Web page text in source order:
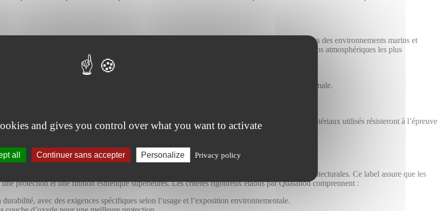
and gives you control over what you want to activate
all Continuer sans accepter Personalize Privacy policy
la durabilité des produits en aluminium laqués, spécialement conçus pour faire face aux rigueurs des environnements marins et
toute la chaîne de valeur, garantissant ainsi que les produits résistent efficacement aux conditions atmosphériques les plus
une base solide pour le traitement de surface.
et de traitement chimique répond aux normes élevées requises pour une durabilité maximale.
conservent leurs propriétés esthétiques et fonctionnelles sur le long terme.
à l’installation, assurant ainsi la qualité et la conformité du produit final.
exposées à des conditions climatiques sévères, offrant une assurance supplémentaire que les matériaux utilisés résisteront à l’épreuve
garantissant un traitement de surface de la plus haute qualité pour les applications architecturales. Ce label assure que les
protection et une finition esthétique supérieures. Les critères rigoureux établis par Qualanod comprennent :
avec des exigences spécifiques selon l’usage et l’exposition environnementale.